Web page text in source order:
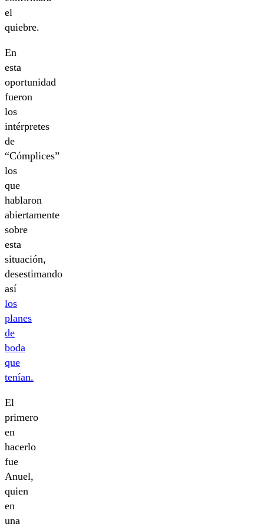
el
quiebre.
En
esta
oportunidad
fueron
los
intérpretes
de
“Cómplices”
los
que
hablaron
abiertamente
sobre
esta
situación,
desestimando
así
los
planes
de
boda
que
tenían.
El
primero
en
hacerlo
fue
Anuel,
quien
en
una